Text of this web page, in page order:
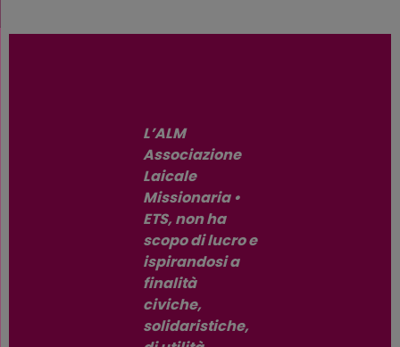
L’ALM
Associazione
Laicale
Missionaria •
ETS, non ha
scopo di lucro e
ispirandosi a
finalità
civiche,
solidaristiche,